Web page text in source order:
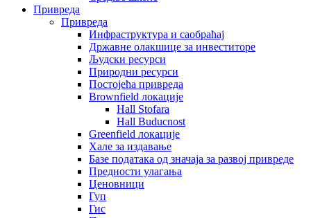
Привреда
Привреда
Инфраструктура и саобраћај
Државне олакшице за инвеститоре
Људски ресурси
Природни ресурси
Постојећа привреда
Brownfield локације
Hall Stofara
Hall Buducnost
Greenfield локације
Хале за издавање
Базе података од значаја за развој привреде
Предности улагања
Ценовници
Гуп
Гис